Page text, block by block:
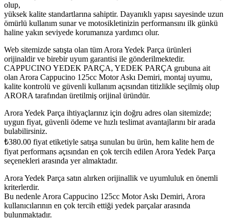
olup,
yüksek kalite standartlarına sahiptir. Dayanıklı yapısı sayesinde uzun
ömürlü kullanım sunar ve motosikletinizin performansını ilk günkü
haline yakın seviyede korumanıza yardımcı olur.
Web sitemizde satışta olan tüm Arora Yedek Parça ürünleri
orijinaldir ve birebir uyum garantisi ile gönderilmektedir.
CAPPUCINO YEDEK PARÇA, YEDEK PARÇA grubuna ait
olan Arora Cappucino 125cc Motor Askı Demiri, montaj uyumu,
kalite kontrolü ve güvenli kullanım açısından titizlikle seçilmiş olup
ARORA tarafından üretilmiş orijinal üründür.
Arora Yedek Parça ihtiyaçlarınız için doğru adres olan sitemizde;
uygun fiyat, güvenli ödeme ve hızlı teslimat avantajlarını bir arada
bulabilirsiniz.
₺380.00 fiyat etiketiyle satışa sunulan bu ürün, hem kalite hem de
fiyat performans açısından en çok tercih edilen Arora Yedek Parça
seçenekleri arasında yer almaktadır.
Arora Yedek Parça satın alırken orijinallik ve uyumluluk en önemli
kriterlerdir.
Bu nedenle Arora Cappucino 125cc Motor Askı Demiri, Arora
kullanıcılarının en çok tercih ettiği yedek parçalar arasında
bulunmaktadır.